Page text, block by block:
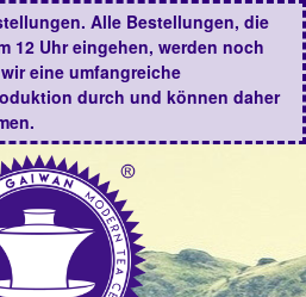
Alle Bestellungen, die
12 Uhr eingehen, werden noch
eine umfangreiche
durch und können daher